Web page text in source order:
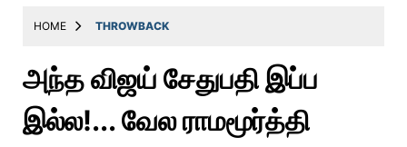
Latest
Throwback
Television
HOME THROWBACK
அந்த விஜய் சேதுபதி இப்ப
இல்ல!... வேல ராமமூர்த்தி